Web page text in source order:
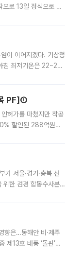
로 13일 정식으로 재
이 이어지겠다. 기상청
침 최저기온은 22~27
PF]①
허가를 마쳤지만 착공
할인된 288억원에
서울·경기·충북 선
위한 검경 합동수사본
향은…동해안 비·제주
제13호 태풍 ‘돌핀’이